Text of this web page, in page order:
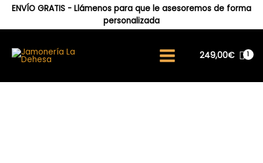
ENVÍO GRATIS - Llámenos para que le asesoremos de forma
personalizada
249,00€